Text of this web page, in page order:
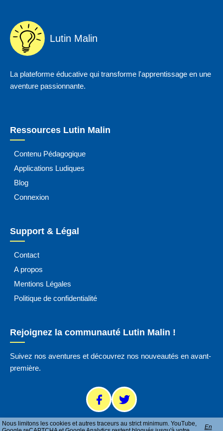
Nous limitons les cookies et autres traceurs au strict minimum. YouTube,
En
Lutin Malin
La plateforme éducative qui transforme l'apprentissage en une
aventure passionnante.
Ressources Lutin Malin
Contenu Pédagogique
Applications Ludiques
Blog
Connexion
Support & Légal
Contact
A propos
Mentions Légales
Politique de confidentialité
Rejoignez la communauté Lutin Malin !
Suivez nos aventures et découvrez nos nouveautés en avant-
première.